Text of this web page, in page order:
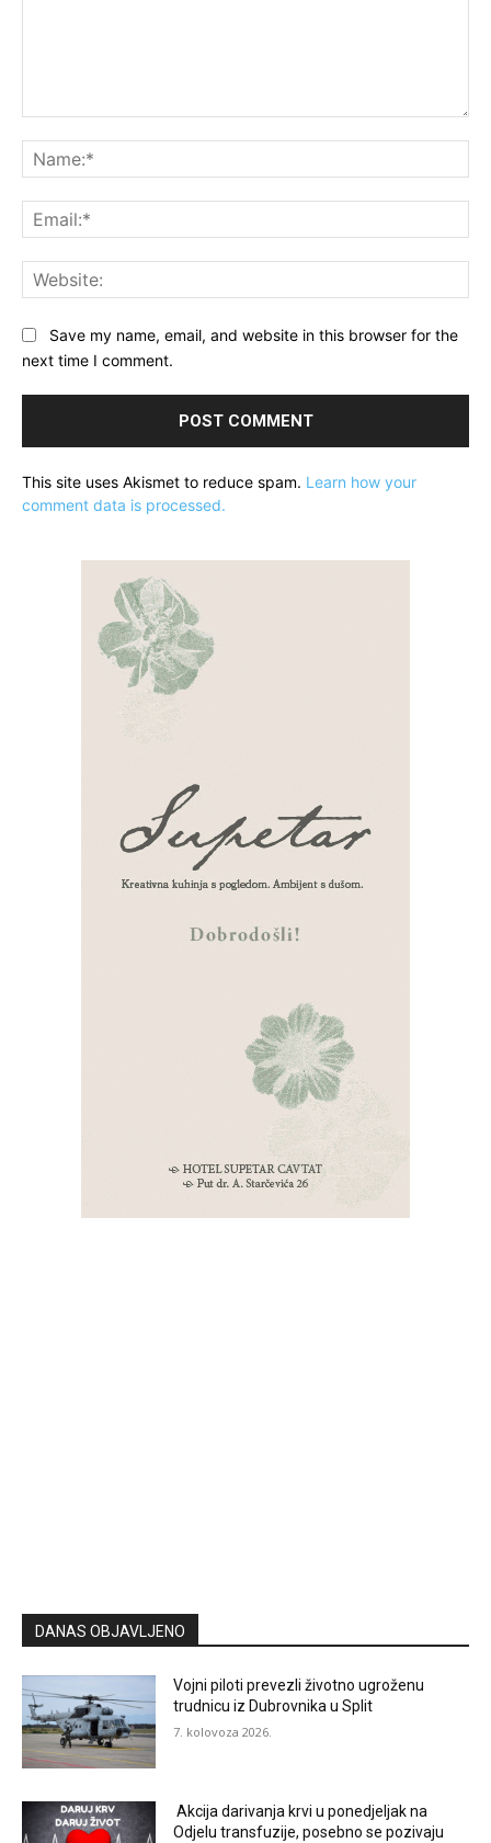
Save my name, email, and website in this browser for the
next time I comment.
This site uses Akismet to reduce spam. Learn how your
comment data is processed.
DANAS OBJAVLJENO
Vojni piloti prevezli životno ugroženu
trudnicu iz Dubrovnika u Split
7. kolovoza 2026.
Akcija darivanja krvi u ponedjeljak na
Odjelu transfuzije, posebno se pozivaju